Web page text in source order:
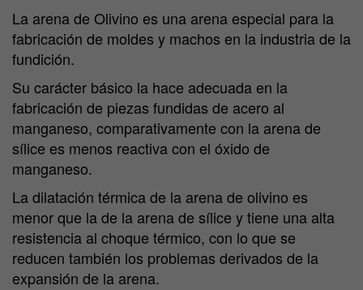
La arena de Olivino es una arena especial para la
fabricación de moldes y machos en la industria de la
fundición.
Su carácter básico la hace adecuada en la
fabricación de piezas fundidas de acero al
manganeso, comparativamente con la arena de
sílice es menos reactiva con el óxido de
manganeso.
La dilatación térmica de la arena de olivino es
menor que la de la arena de sílice y tiene una alta
resistencia al choque térmico, con lo que se
reducen también los problemas derivados de la
expansión de la arena.